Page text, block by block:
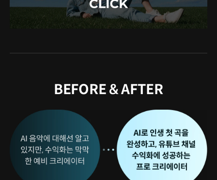
BEFORE & AFTER